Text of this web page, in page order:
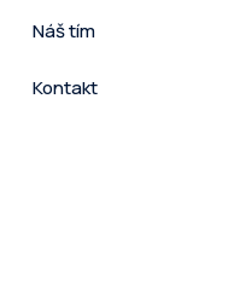
Náš tím
Kontakt